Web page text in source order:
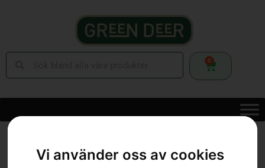
Vi använder oss av cookies
0